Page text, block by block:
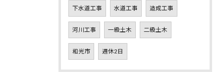
下水道工事 水道工事 造成工事
河川工事 一級土木 二級土木
和光市 週休2日